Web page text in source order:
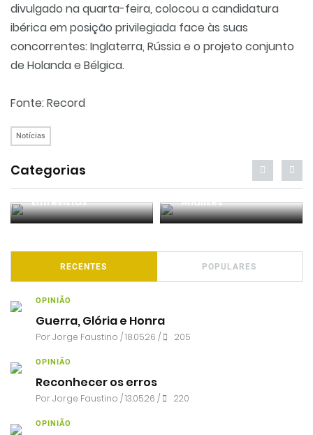
divulgado na quarta-feira, colocou a candidatura
ibérica em posição privilegiada face às suas
concorrentes: Inglaterra, Rússia e o projeto conjunto
de Holanda e Bélgica.
Fonte: Record
Notícias
Categorias
Entrevistas Análises
RECENTES POPULARES
OPINIÃO
Guerra, Glória e Honra
PorJorge Faustino / 18.05.26 / 205
OPINIÃO
Reconhecer os erros
PorJorge Faustino / 13.05.26 / 220
OPINIÃO